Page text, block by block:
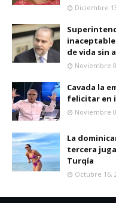
Diciembre
de vida sin
Noviembre
Cavada la
felicitar en
Noviembre
La
tercera
Turqía
Octubre 16,